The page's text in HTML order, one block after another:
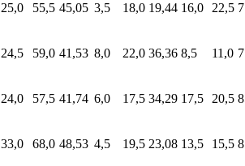
25,0 55,5 45,05 3,5 18,0 19,44 16,0 22,5
24,5 59,0 41,53 8,0 22,0 36,36 8,5 11,0
24,0 57,5 41,74 6,0 17,5 34,29 17,5 20,5
33,0 68,0 48,53 4,5 19,5 23,08 13,5 15,5